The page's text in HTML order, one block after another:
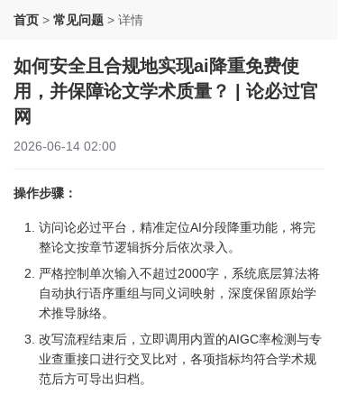
首页 > 常见问题 > 详情
如何安全且合规地实现ai降重免费使
用，并保障论文学术质量？ | 论必过官
网
2026-06-14 02:00
操作步骤：
访问论必过平台，精准定位AI分段降重功能，将完
整论文按章节逻辑拆分后依次录入。
严格控制单次输入不超过2000字，系统底层算法将
自动执行语序重组与同义词映射，深度保留原始学
术推导脉络。
改写流程结束后，立即调用内置的AIGC率检测与专
业查重接口进行交叉比对，各项指标均符合学术规
范后方可导出归档。